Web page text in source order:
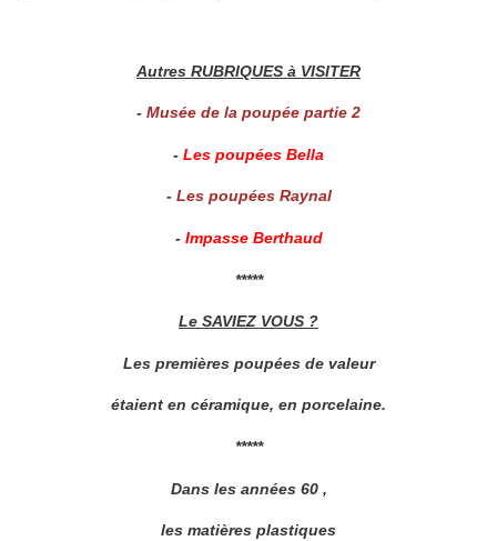
Autres RUBRIQUES à VISITER
- Musée de la poupée partie 2
- Les poupées Bella
- Les poupées Raynal
- Impasse Berthaud
*****
Le SAVIEZ VOUS ?
Les premières poupées de valeur
étaient en céramique, en porcelaine.
*****
Dans les années 60 ,
les matières plastiques